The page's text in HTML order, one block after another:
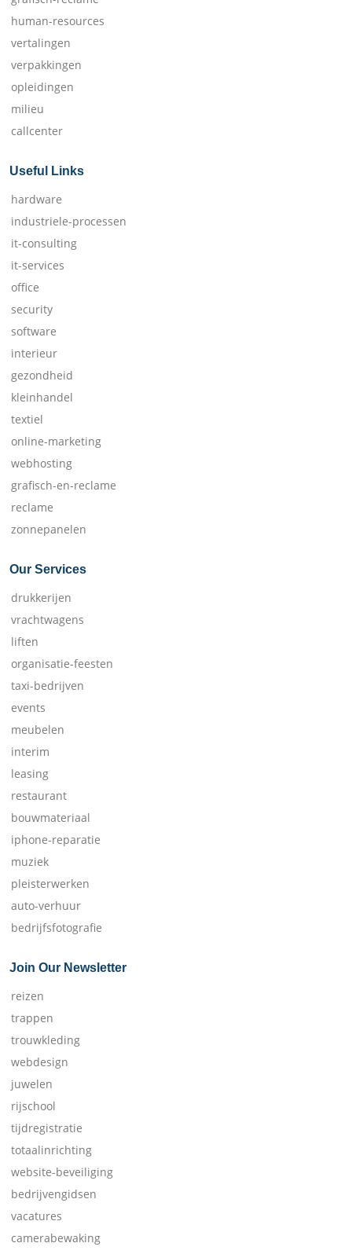
human-resources
vertalingen
verpakkingen
opleidingen
milieu
callcenter
Useful Links
hardware
industriele-processen
it-consulting
it-services
office
security
software
interieur
gezondheid
kleinhandel
textiel
online-marketing
webhosting
grafisch-en-reclame
reclame
zonnepanelen
Our Services
drukkerijen
vrachtwagens
liften
organisatie-feesten
taxi-bedrijven
events
meubelen
interim
leasing
restaurant
bouwmateriaal
iphone-reparatie
muziek
pleisterwerken
auto-verhuur
bedrijfsfotografie
Join Our Newsletter
reizen
trappen
trouwkleding
webdesign
juwelen
rijschool
tijdregistratie
totaalinrichting
website-beveiliging
bedrijvengidsen
vacatures
camerabewaking